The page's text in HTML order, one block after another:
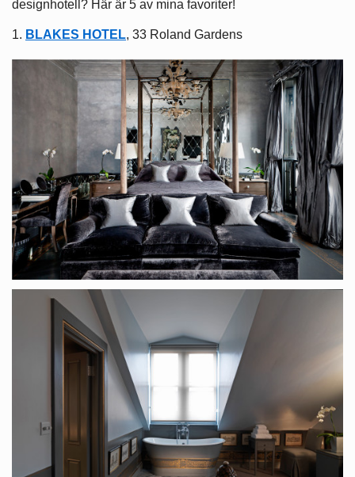
designhotell? Här är 5 av mina favoriter!
1. BLAKES HOTEL, 33 Roland Gardens